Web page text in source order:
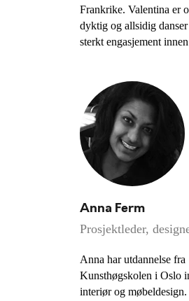
Frankrike. Valentina er
dyktig og allsidig
sterkt engasjement
Anna Ferm
Prosjektleder,
Anna har utdannelse fra
Kunsthøgskolen i Oslo
interiør og